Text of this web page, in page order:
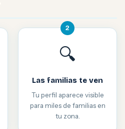
2
🔍
Las familias te ven
Tu perfil aparece visible
para miles de familias en
tu zona.